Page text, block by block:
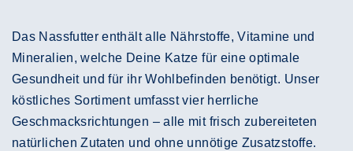
Das Nassfutter enthält alle Nährstoffe, Vitamine und
Mineralien, welche Deine Katze für eine optimale
Gesundheit und für ihr Wohlbefinden benötigt. Unser
köstliches Sortiment umfasst vier herrliche
Geschmacksrichtungen – alle mit frisch zubereiteten
natürlichen Zutaten und ohne unnötige Zusatzstoffe.